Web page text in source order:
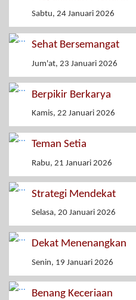
Sabtu, 24 Januari 2026
Sehat Bersemangat
Jum'at, 23 Januari 2026
Berpikir Berkarya
Kamis, 22 Januari 2026
Teman Setia
Rabu, 21 Januari 2026
Strategi Mendekat
Selasa, 20 Januari 2026
Dekat Menenangkan
Senin, 19 Januari 2026
Benang Keceriaan